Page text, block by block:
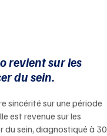
revient sur les
du sein.
sincérité sur une période
est revenue sur les
du sein, diagnostiqué à 30